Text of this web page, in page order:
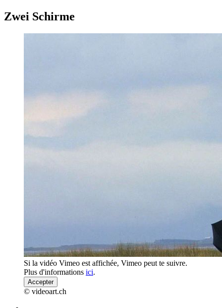
Zwei Schirme
Si la vidéo Vimeo est affichée, Vimeo peut te suivre.
Plus d'informations ici.
Accepter
© videoart.ch